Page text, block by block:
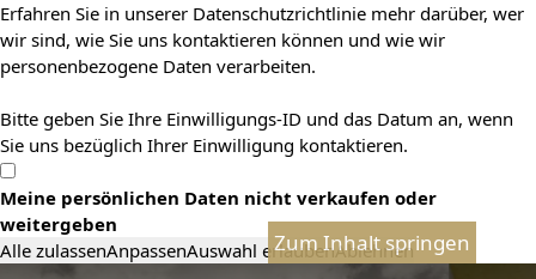
Erfahren Sie in unserer Datenschutzrichtlinie mehr darüber, wer
wir sind, wie Sie uns kontaktieren können und wie wir
personenbezogene Daten verarbeiten.
Bitte geben Sie Ihre Einwilligungs-ID und das Datum an, wenn
Sie uns bezüglich Ihrer Einwilligung kontaktieren.
Meine persönlichen Daten nicht verkaufen oder
weitergeben
Alle zulassenAnpassenAuswahl erlaubenAblehnen
Zum Inhalt springen